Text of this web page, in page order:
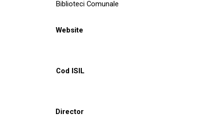
Biblioteci Comunale
Website
Cod ISIL
Director